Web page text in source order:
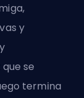
y
se
termina